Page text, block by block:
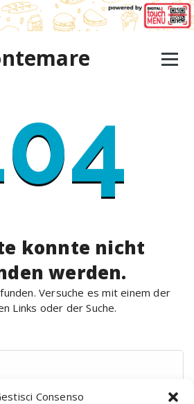
Consenso
konnte nicht
werden.
Versuche es mit einem der
Links oder der Suche.